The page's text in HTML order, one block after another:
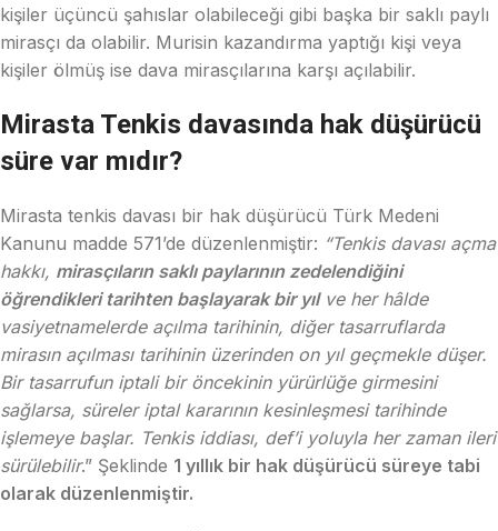
kişiler üçüncü şahıslar olabileceği gibi başka bir saklı paylı
mirasçı da olabilir. Murisin kazandırma yaptığı kişi veya
kişiler ölmüş ise dava mirasçılarına karşı açılabilir.
Mirasta Tenkis davasında hak düşürücü
süre var mıdır?
Mirasta tenkis davası bir hak düşürücü Türk Medeni
Kanunu madde 571’de düzenlenmiştir: “Tenkis davası açma
hakkı, mirasçıların saklı paylarının zedelendiğini
öğrendikleri tarihten başlayarak bir yılve her hâlde
vasiyetnamelerde açılma tarihinin, diğer tasarruflarda
mirasın açılması tarihinin üzerinden on yıl geçmekle düşer.
Bir tasarrufun iptali bir öncekinin yürürlüğe girmesini
sağlarsa, süreler iptal kararının kesinleşmesi tarihinde
işlemeye başlar. Tenkis iddiası, def’i yoluyla her zaman ileri
sürülebilir.” Şeklinde 1 yıllık bir hak düşürücü süreye tabi
olarak düzenlenmiştir.